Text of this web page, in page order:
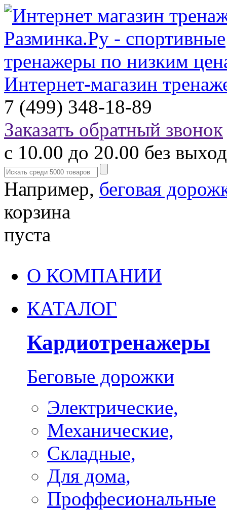
Интернет-магазин
7 (499) 348-18-89
Заказать обратный звонок
с 10.00 до 20.00 без
Например, беговая
корзина
пуста
О КОМПАНИИ
КАТАЛОГ
Кардиотренажеры
Беговые дорожки
Электрические,
Механические,
Складные,
Для дома,
Проффесиональные